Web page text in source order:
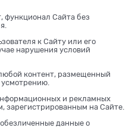
функционал Сайта без
к Сайту или его
нарушения условий
контент, размещенный
усмотрению.
и рекламных
зарегистрированным на Сайте.
данные о